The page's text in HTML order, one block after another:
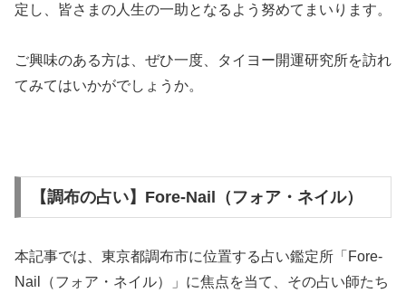
定し、皆さまの人生の一助となるよう努めてまいります。
ご興味のある方は、ぜひ一度、タイヨー開運研究所を訪れ
てみてはいかがでしょうか。
【調布の占い】Fore-Nail（フォア・ネイル）
本記事では、東京都調布市に位置する占い鑑定所「Fore-
Nail（フォア・ネイル）」に焦点を当て、その占い師たち